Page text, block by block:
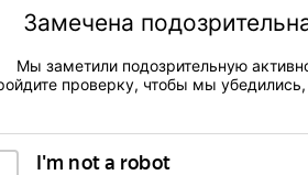
Замечена
Мы заметили подозрительную
проверку, чтобы мы убедились,